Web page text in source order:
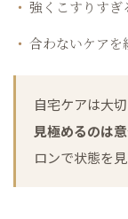
強くこすりすぎ
合わないケアを
自宅ケアは大切
見極めるのは
ロンで状態を